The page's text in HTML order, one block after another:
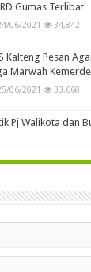
Gumas Terlibat
06/2021 34,842
Kalteng Pesan
Marwah
06/2021 33,668
Pj Walikota dan